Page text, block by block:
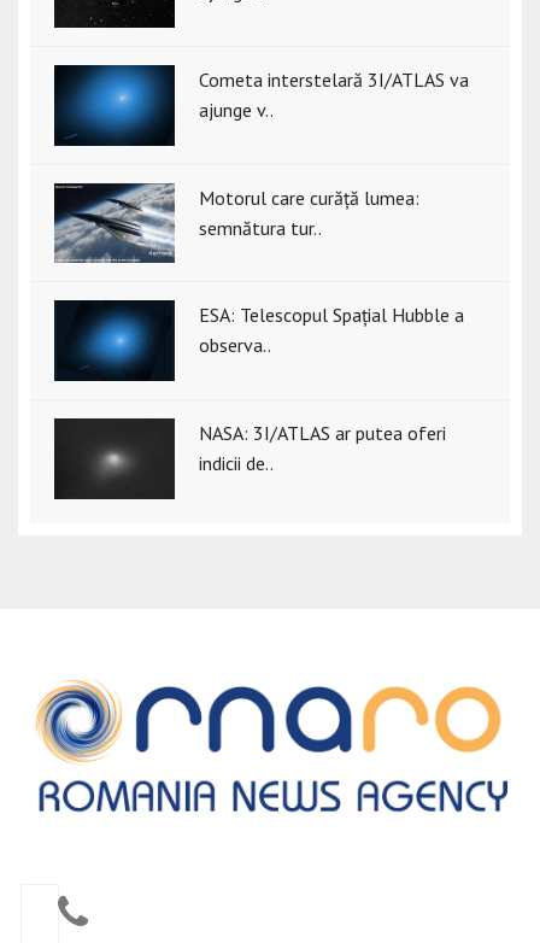
Cometa interstelară 3I/ATLAS va
ajunge v..
Motorul care curăță lumea:
semnătura tur..
ESA: Telescopul Spațial Hubble a
observa..
NASA: 3I/ATLAS ar putea oferi
indicii de..